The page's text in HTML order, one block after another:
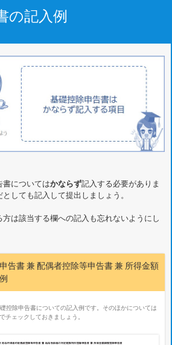
の記入例
書についてはかならず記入する必要がありま
しても記入して提出しましょう。
は該当する欄への記入も忘れないようにし
告書 兼 配偶者控除等申告書 兼 所得金額
控除申告書についての記入例です。そのほかについては
チェックしておきましょう。